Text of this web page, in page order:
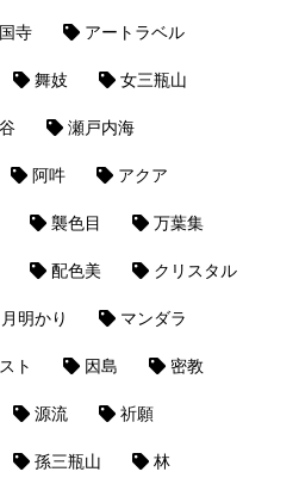
寺 アートラベル
舞妓 女三瓶山
瀬戸内海
阿吽 アクア
襲色目 万葉集
配色美 クリスタル
月明かり マンダラ
ト 因島 密教
源流 祈願
孫三瓶山 林